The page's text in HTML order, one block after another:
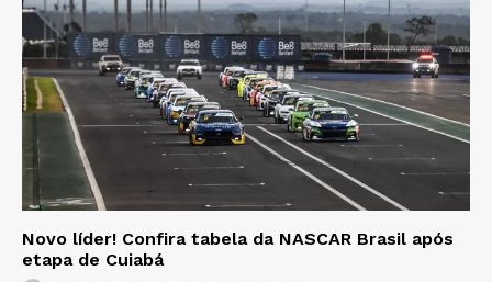
Novo líder! Confira tabela da NASCAR Brasil após
etapa de Cuiabá